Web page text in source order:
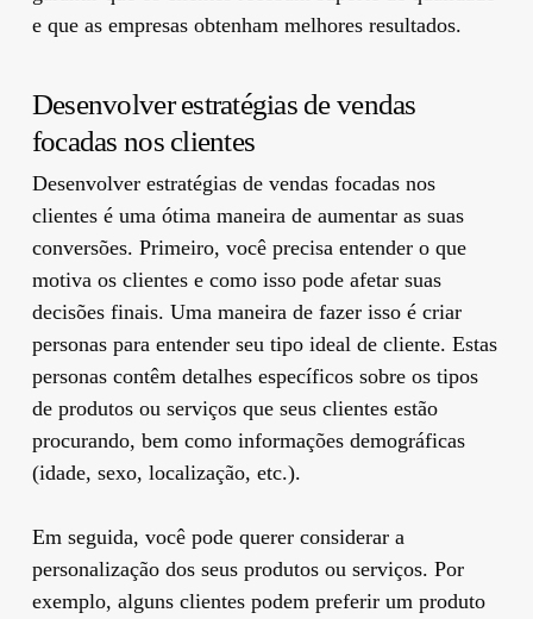
e que as empresas obtenham melhores resultados.
Desenvolver estratégias de vendas
focadas nos clientes
Desenvolver estratégias de vendas focadas nos
clientes é uma ótima maneira de aumentar as suas
conversões. Primeiro, você precisa entender o que
motiva os clientes e como isso pode afetar suas
decisões finais. Uma maneira de fazer isso é criar
personas para entender seu tipo ideal de cliente. Estas
personas contêm detalhes específicos sobre os tipos
de produtos ou serviços que seus clientes estão
procurando, bem como informações demográficas
(idade, sexo, localização, etc.).
Em seguida, você pode querer considerar a
personalização dos seus produtos ou serviços. Por
exemplo, alguns clientes podem preferir um produto